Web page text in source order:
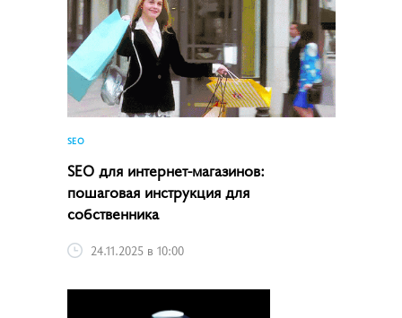
SEO
SEO для интернет-магазинов:
пошаговая инструкция для
собственника
24.11.2025 в 10:00